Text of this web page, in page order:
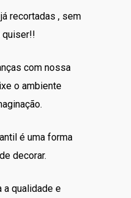
recortadas , sem
quiser!!
com nossa
o ambiente
é uma forma
decorar.
a qualidade e